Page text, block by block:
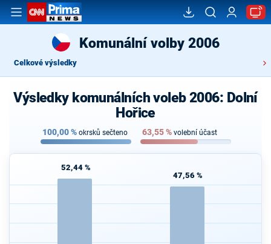
Komunální volby 2006
Celkové výsledky
Výsledky komunálních voleb 2006: Dolní
Hořice
100,00% okrsků sečteno 63,55% volební účast
52,44 %
47,56 %